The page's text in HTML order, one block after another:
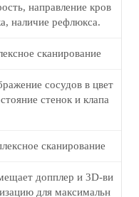
направление кров
наличие рефлюкса.
сканирование
сосудов в цвет
стенок и клапа
сканирование
допплер и 3D-ви
для максимальн